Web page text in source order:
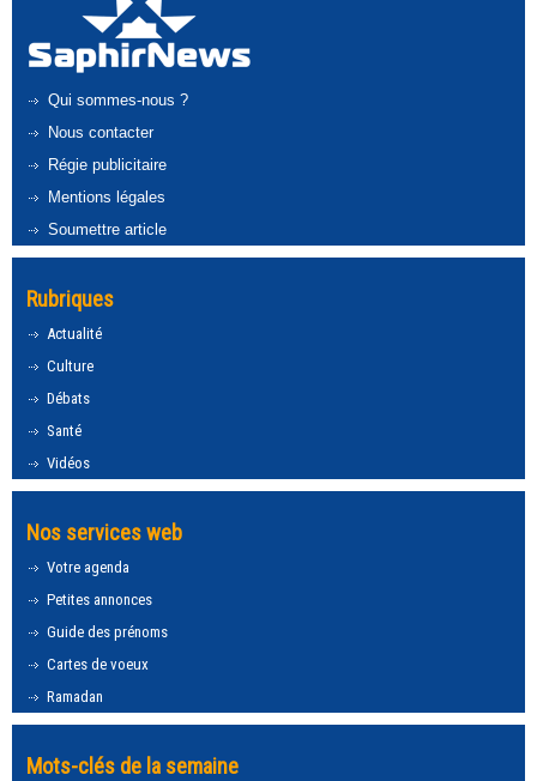
Qui sommes-nous ?
Nous contacter
Régie publicitaire
Mentions légales
Soumettre article
Rubriques
Actualité
Culture
Débats
Santé
Vidéos
Nos services web
Votre agenda
Petites annonces
Guide des prénoms
Cartes de voeux
Ramadan
Mots-clés de la semaine